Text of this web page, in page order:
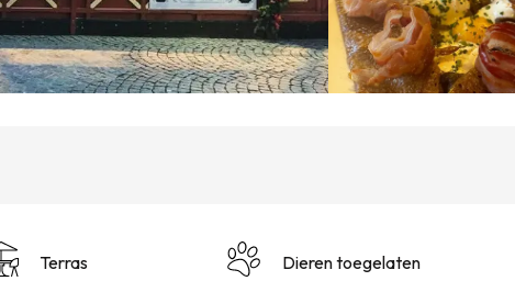
Terras Dieren toegelaten